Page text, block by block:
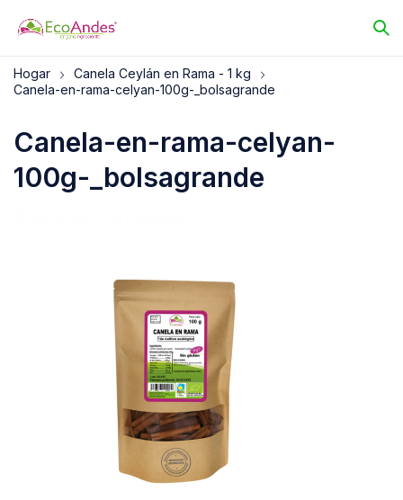
Hogar
Canela Ceylán en Rama - 1 kg
Canela-en-rama-celyan-100g-_bolsagrande
Canela-en-rama-celyan-
100g-_bolsagrande